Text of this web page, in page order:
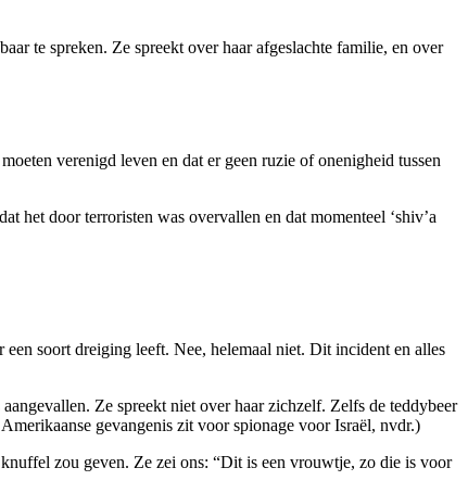
te spreken. Ze spreekt over haar afgeslachte familie, en over
verenigd leven en dat er geen ruzie of onenigheid tussen
het door terroristen was overvallen en dat momenteel ‘shiv’a
soort dreiging leeft. Nee, helemaal niet. Dit incident en alles
Ze spreekt niet over haar zichzelf. Zelfs de teddybeer
gevangenis zit voor spionage voor Israël, nvdr.)
zou geven. Ze zei ons: “Dit is een vrouwtje, zo die is voor